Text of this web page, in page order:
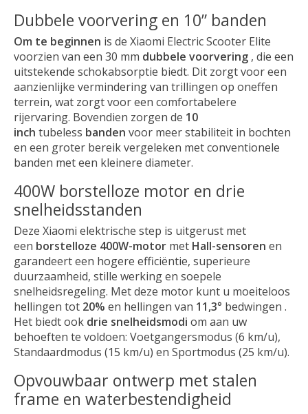
Dubbele voorvering en 10” banden
Om te beginnen is de Xiaomi Electric Scooter Elite
voorzien van een 30 mm dubbele voorvering , die een
uitstekende schokabsorptie biedt. Dit zorgt voor een
aanzienlijke vermindering van trillingen op oneffen
terrein, wat zorgt voor een comfortabelere
rijervaring. Bovendien zorgen de 10
inch tubeless banden voor meer stabiliteit in bochten
en een groter bereik vergeleken met conventionele
banden met een kleinere diameter.
400W borstelloze motor en drie
snelheidsstanden
Deze Xiaomi elektrische step is uitgerust met
een borstelloze 400W-motor met Hall-sensoren en
garandeert een hogere efficiëntie, superieure
duurzaamheid, stille werking en soepele
snelheidsregeling. Met deze motor kunt u moeiteloos
hellingen tot 20% en hellingen van 11,3° bedwingen .
Het biedt ook drie snelheidsmodi om aan uw
behoeften te voldoen: Voetgangersmodus (6 km/u),
Standaardmodus (15 km/u) en Sportmodus (25 km/u).
Opvouwbaar ontwerp met stalen
frame en waterbestendigheid